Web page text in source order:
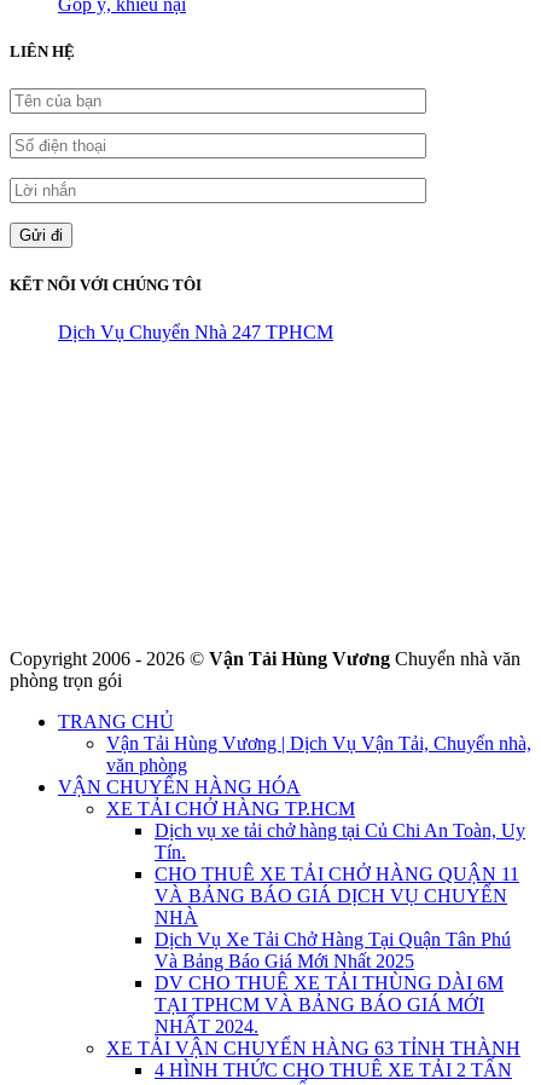
Góp ý, khiếu nại
LIÊN HỆ
KẾT NỐI VỚI CHÚNG TÔI
Dịch Vụ Chuyển Nhà 247 TPHCM
Copyright 2006 - 2026 © Vận Tải Hùng Vương Chuyển nhà văn
phòng trọn gói
TRANG CHỦ
Vận Tải Hùng Vương | Dịch Vụ Vận Tải, Chuyển nhà,
văn phòng
VẬN CHUYỂN HÀNG HÓA
XE TẢI CHỞ HÀNG TP.HCM
Dịch vụ xe tải chở hàng tại Củ Chi An Toàn, Uy
Tín.
CHO THUÊ XE TẢI CHỞ HÀNG QUẬN 11
VÀ BẢNG BÁO GIÁ DỊCH VỤ CHUYỂN
NHÀ
Dịch Vụ Xe Tải Chở Hàng Tại Quận Tân Phú
Và Bảng Báo Giá Mới Nhất 2025
DV CHO THUÊ XE TẢI THÙNG DÀI 6M
TẠI TPHCM VÀ BẢNG BÁO GIÁ MỚI
NHẤT 2024.
XE TẢI VẬN CHUYỂN HÀNG 63 TỈNH THÀNH
4 HÌNH THỨC CHO THUÊ XE TẢI 2 TẤN